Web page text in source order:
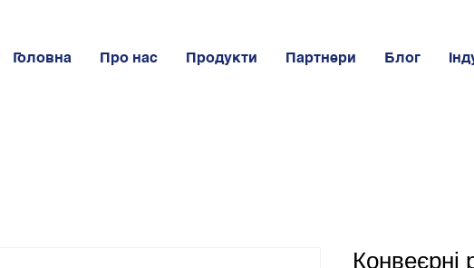
Головна Про нас Продукти Партнери Блог
Конвеєрні